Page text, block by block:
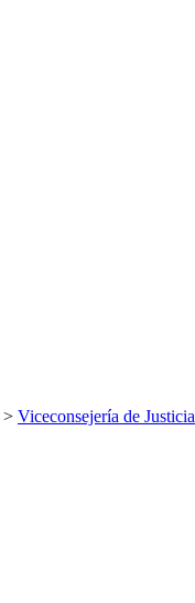
> Viceconsejería de Justicia